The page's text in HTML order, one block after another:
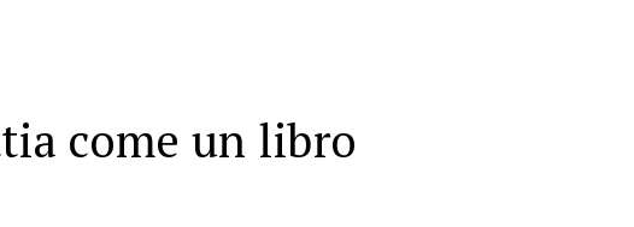
come un libro